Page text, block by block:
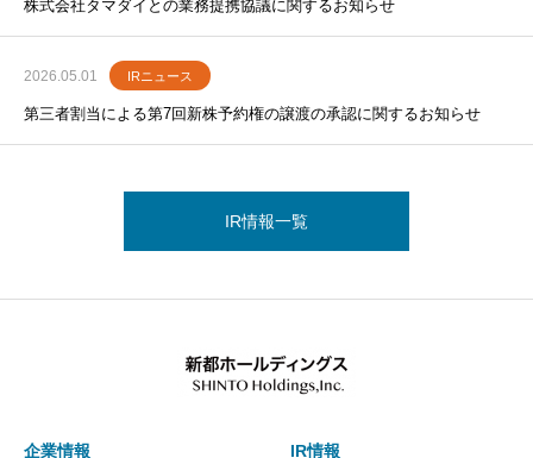
株式会社タマダイとの業務提携協議に関するお知らせ
2026.05.01 IRニュース
第三者割当による第7回新株予約権の譲渡の承認に関するお知らせ
IR情報一覧
企業情報 IR情報